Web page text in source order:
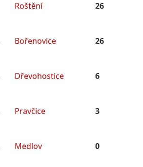
Roštění 26
Bořenovice 26
Dřevohostice 6
Pravčice 3
Medlov 0